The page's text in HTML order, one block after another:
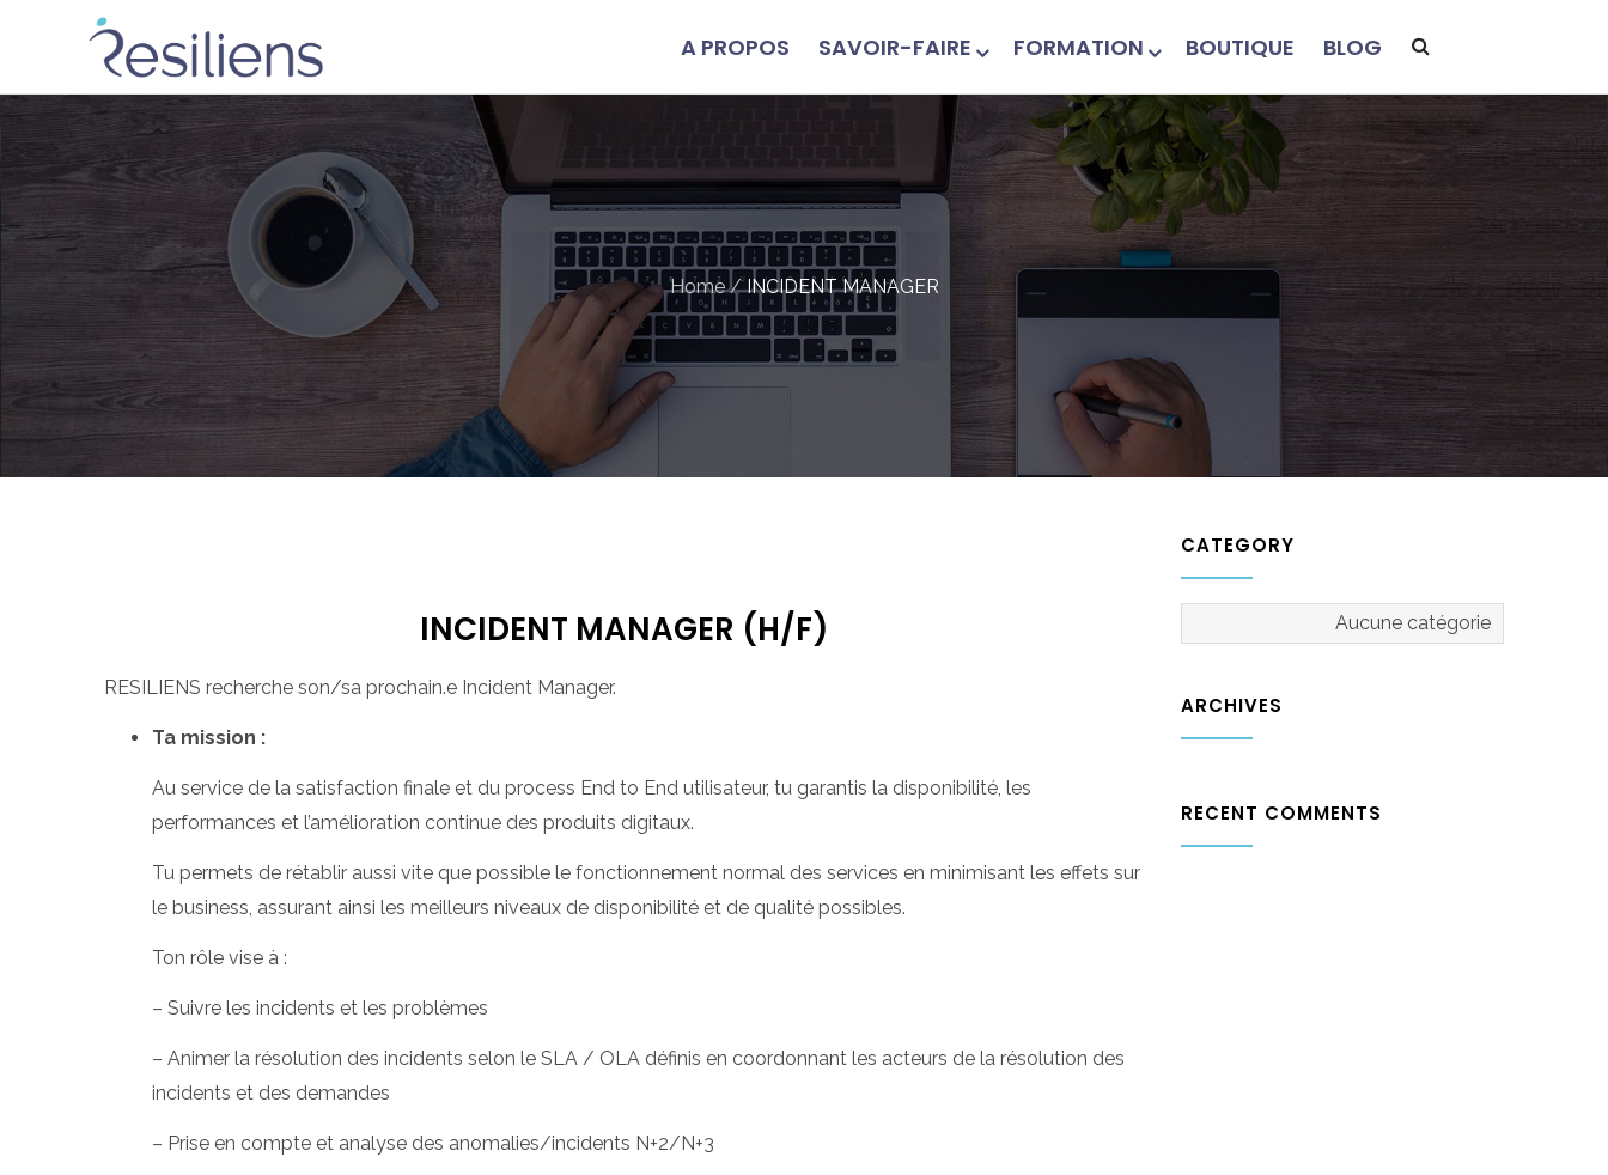
A PROPOS SAVOIR-FAIRE FORMATION BOUTIQUE BLOG
Home/ INCIDENT MANAGER
INCIDENT MANAGER (H/F)
RESILIENS recherche son/sa prochain.e Incident Manager.
Ta mission :
Au service de la satisfaction finale et du process End to End utilisateur, tu garantis la disponibilité, les
performances et l’amélioration continue des produits digitaux.
Tu permets de rétablir aussi vite que possible le fonctionnement normal des services en minimisant les effets sur
le business, assurant ainsi les meilleurs niveaux de disponibilité et de qualité possibles.
Ton rôle vise à :
– Suivre les incidents et les problèmes
– Animer la résolution des incidents selon le SLA / OLA définis en coordonnant les acteurs de la résolution des
incidents et des demandes
– Prise en compte et analyse des anomalies/incidents N+2/N+3
CATEGORY
Aucune catégorie
ARCHIVES
RECENT COMMENTS